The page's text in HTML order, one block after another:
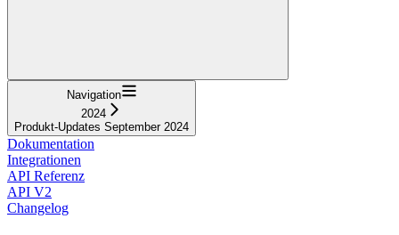
Navigation
2024
Produkt-Updates September 2024
Dokumentation
Integrationen
API Referenz
API V2
Changelog